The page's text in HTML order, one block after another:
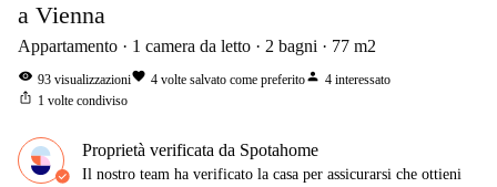
a Vienna
Appartamento 1 camera da letto 2 bagni 77 m2
visibility 93 visualizzazionifavorite 4 volte salvato come preferitoperson 4 interessato
ios_share 1 volte condiviso
Proprietà verificata da Spotahome
Il nostro team ha verificato la casa per assicurarsi che ottieni